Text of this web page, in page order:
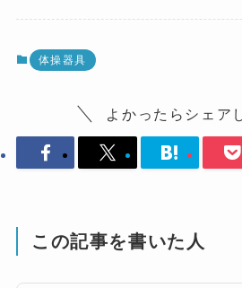
体操器具
よかったらシェア
この記事を書いた人